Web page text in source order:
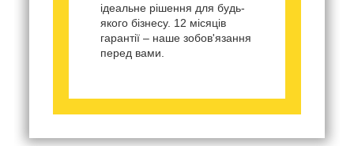
ідеальне рішення для будь-
якого бізнесу. 12 місяців
гарантії – наше зобов'язання
перед вами.